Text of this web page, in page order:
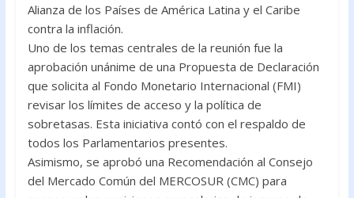
Alianza de los Países de América Latina y el Caribe
contra la inflación.
Uno de los temas centrales de la reunión fue la
aprobación unánime de una Propuesta de Declaración
que solicita al Fondo Monetario Internacional (FMI)
revisar los límites de acceso y la política de
sobretasas. Esta iniciativa contó con el respaldo de
todos los Parlamentarios presentes.
Asimismo, se aprobó una Recomendación al Consejo
del Mercado Común del MERCOSUR (CMC) para